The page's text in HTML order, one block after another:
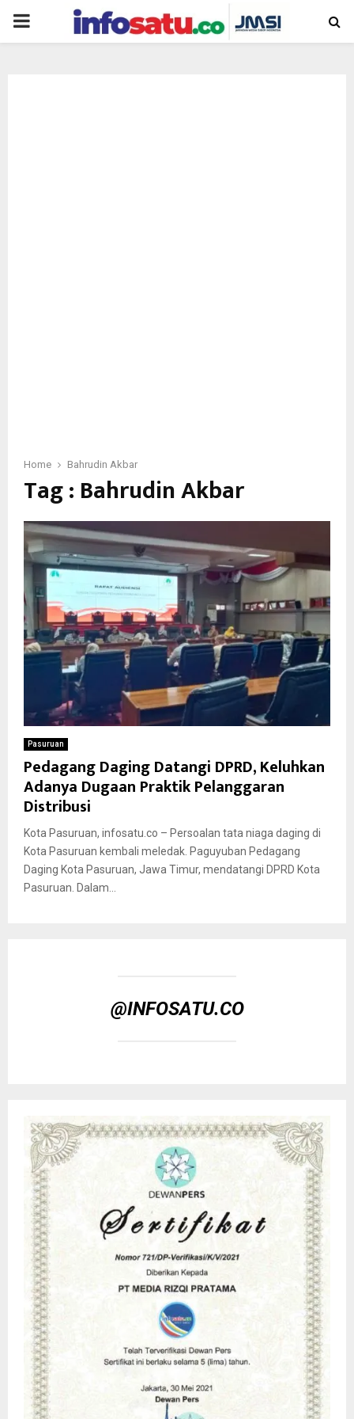
PRIMARY
Home Bahrudin Akbar
Tag : Bahrudin Akbar
Pasuruan
Pedagang Daging Datangi DPRD, Keluhkan
Adanya Dugaan Praktik Pelanggaran
Distribusi
Kota Pasuruan, infosatu.co – Persoalan tata niaga daging di
Kota Pasuruan kembali meledak. Paguyuban Pedagang
Daging Kota Pasuruan, Jawa Timur, mendatangi DPRD Kota
Pasuruan. Dalam...
@INFOSATU.CO